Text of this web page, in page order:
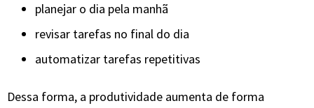
planejar o dia pela manhã
revisar tarefas no final do dia
automatizar tarefas repetitivas
Dessa forma, a produtividade aumenta de forma